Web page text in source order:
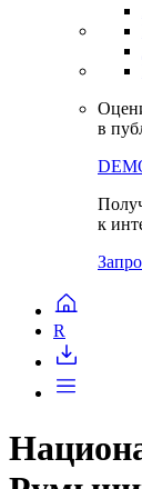
API & Data
в